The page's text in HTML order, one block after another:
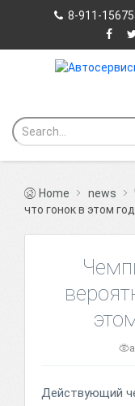
8-911-
Home news
что гонок в этом
Действующий